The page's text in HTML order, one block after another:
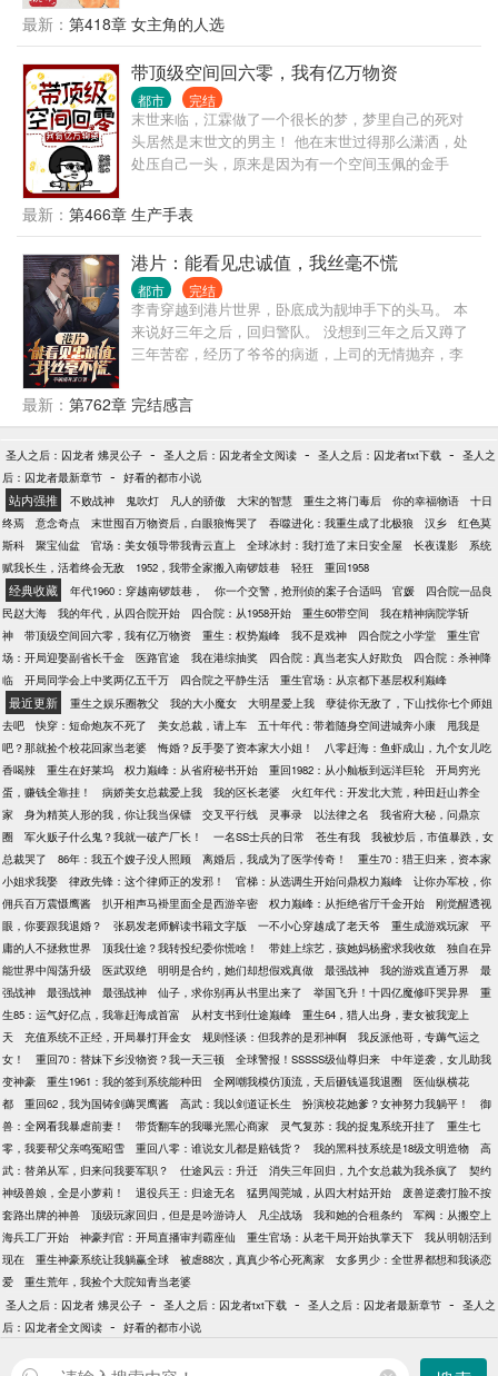
直接把所有人给整蒙了。 就在导演组以为直播出了事
想到…… 节目的热度竟然打破了记录。 “哈哈哈！这
哥们耿直啊，哈哈哈。” “哥们，让你卖惨，没让你笑
场啊，哈哈哈！” “……” 就在所有人以为，楚云轩只是
一个搞节目效果的逗比的时候…… 一首高音炸裂的原
创《我们的爱》，彻底引爆全场。 这时大家才发现，
百年灵芝逐渐揭开神秘面纱。 负伤回城的李登云毅然
扛起水连珠，为恓惶年代换个活法…… 治愈系，轻松
向，侠之大者，为国为民！
最新： 第418章 女主角的人选
带顶级空间回六零，我有亿万物资
都市 完结
末世来临，江霖做了一个很长的梦，梦里自己的死对
头居然是末世文的男主！ 他在末世过得那么潇洒，处
处压自己一头，原来是因为有一个空间玉佩的金手
的金手指空间。 绑定空间后，他竟然被商场的货架给
砸死了！？难道配角就注定不能有主角的金手指嘛？
再次睁眼他居然来到了60年代，看着身边哭泣不止的
小女儿，还有怀着身孕的媳妇儿，江霖很是懵逼！ 刚
刚他还是孤家寡人，现在就成了老婆孩子热炕头的已
婚人士？ 还好空间还在，他囤了不少物资，商场也被
他收进了空间里！ “江霖，对不起我没能借到粮
食……”媳妇儿哭的梨花带雨，今天可能又要饿肚子
怜巴巴地看着他。 “没事，媳妇儿！我有粮食！”江霖
顿时担起了养家重担！他走到屋外打开地窖，放了几
百斤粮食和众多物资。 看着媳妇儿跟女儿吃上饭后，
崇拜的眼神！江霖有了努力的方向！ 他一定要多赚
钱！在这个年代实现暴富，走向人生巅峰！买爆四合
院！！！
最新： 第466章 生产手表
港片：能看见忠诚值，我丝毫不慌
都市 完结
李青穿越到港片世界，卧底成为靓坤手下的头马。 本
来说好三年之后，回归警队。 没想到三年之后又蹲了
三年苦窑，经历了爷爷的病逝，上司的无情抛弃，李
噩耗，从此彻底黑化。 带着张谦蛋、张东秀、封于修
等一众小弟，在香江、棒子国、湾湾乃至整个东南亚
界，站在高楼上看着自己小弟头上的词条说道：我，
李青有今天的成就，一靠兄弟忠心！二靠女人多！
Ps：本文没有女主，只有女人。杀伐果断，圣母请转
身！
最新： 第762章 完结感言
圣人之后：囚龙者 炥灵公子 - 圣人之后：囚龙者全文阅读 - 圣人之后：囚龙者txt下载 - 圣人之
后：囚龙者最新章节 - 好看的都市小说
站内强推 不败战神 鬼吹灯 凡人的骄傲 大宋的智慧 重生之将门毒后 你的幸福物语
十日
终焉
意念奇点 末世囤百万物资后，白眼狼悔哭了 吞噬进化：我重生成了北极狼 汉乡
红色莫
斯科
聚宝仙盆 官场：美女领导带我青云直上 全球冰封：我打造了末日安全屋 长夜谍影
系统
赋我长生，活着终会无敌
1952，我带全家搬入南锣鼓巷 轻狂 重回1958
经典收藏 年代1960：穿越南锣鼓巷， 你一个交警，抢刑侦的案子合适吗 官媛
四合院一品良
民赵大海
我的年代，从四合院开始 四合院：从1958开始 重生60带空间
我在精神病院学斩
神
带顶级空间回六零，我有亿万物资 重生：权势巅峰 我不是戏神 四合院之小学堂
重生官
场：开局迎娶副省长千金
医路官途 我在港综抽奖 四合院：真当老实人好欺负
四合院：杀神降
临
开局同学会上中奖两亿五千万 四合院之平静生活 重生官场：从京都下基层权利巅峰
最近更新 重生之娱乐圈教父 我的大小魔女 大明星爱上我
孽徒你无敌了，下山找你七个师姐
去吧
快穿：短命炮灰不死了 美女总裁，请上车 五十年代：带着随身空间进城奔小康
甩我是
吧？那就捡个校花回家当老婆
悔婚？反手娶了资本家大小姐！
八零赶海：鱼虾成山，九个女儿吃
香喝辣
重生在好莱坞 权力巅峰：从省府秘书开始 重回1982：从小舢板到远洋巨轮
开局穷光
蛋，赚钱全靠挂！
病娇美女总裁爱上我 我的区长老婆
火红年代：开发北大荒，种田赶山养全
家
身为精英人形的我，你让我当保镖 交叉平行线 灵事录 以法律之名
我省府大秘，问鼎京
圈
军火贩子什么鬼？我就一破产厂长！ 一名SS士兵的日常 苍生有我
我被炒后，市值暴跌，女
总裁哭了
86年：我五个嫂子没人照顾 离婚后，我成为了医学传奇！
重生70：猎王归来，资本家
小姐求我娶
律政先锋：这个律师正的发邪！ 官梯：从选调生开始问鼎权力巅峰
让你办军校，你
佣兵百万震慑鹰酱
扒开相声马褂里面全是西游辛密 权力巅峰：从拒绝省厅千金开始
刚觉醒透视
眼，你要跟我退婚？
张易发老师解读书籍文字版 一不小心穿越成了老天爷 重生成游戏玩家
平
庸的人不拯救世界
顶我仕途？我转投纪委你慌啥！ 带娃上综艺，孩她妈杨蜜求我收敛
独自在异
能世界中闯荡升级
医武双绝 明明是合约，她们却想假戏真做 最强战神 我的游戏直通万界
最
强战神
最强战神 最强战神 仙子，求你别再从书里出来了 举国飞升！十四亿魔修吓哭异界
重
生85：运气好亿点，我靠赶海成首富
从村支书到仕途巅峰
重生64，猎人出身，妻女被我宠上
天
充值系统不正经，开局暴打拜金女 规则怪谈：但我养的是邪神啊
我反派他哥，专薅气运之
女！
重回70：替妹下乡没物资？我一天三顿 全球警报！SSSSS级仙尊归来
中年逆袭，女儿助我
变神豪
重生1961：我的签到系统能种田 全网嘲我模仿顶流，天后砸钱逼我退圈
医仙纵横花
都
重回62，我为国铸剑薅哭鹰酱 高武：我以剑道证长生 扮演校花她爹？女神努力我躺平！
御
兽：全网看我暴虐前妻！
带货翻车的我曝光黑心商家 灵气复苏：我的捉鬼系统开挂了
重生七
零，我要帮父亲鸣冤昭雪
重回八零：谁说女儿都是赔钱货？ 我的黑科技系统是18级文明造物
高
武：替弟从军，归来问我要军职？
仕途风云：升迁 消失三年回归，九个女总裁为我杀疯了
契约
神级兽娘，全是小萝莉！
退役兵王：归途无名 猛男闯莞城，从四大村姑开始
废兽逆袭打脸不按
套路出牌的神兽
顶级玩家回归，但是是吟游诗人 凡尘战场 我和她的合租条约
军阀：从搬空上
海兵工厂开始
神豪判官：开局直播审判霸座仙 重生官场：从老干局开始执掌天下
我从明朝活到
现在
重生神豪系统让我躺赢全球 被虐88次，真真少爷心死离家
女多男少：全世界都想和我谈恋
爱
重生荒年，我捡个大院知青当老婆
圣人之后：囚龙者 炥灵公子 - 圣人之后：囚龙者txt下载 - 圣人之后：囚龙者最新章节 - 圣人之
后：囚龙者全文阅读 - 好看的都市小说